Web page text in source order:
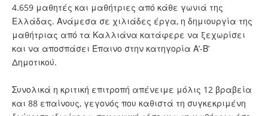
4.659 μαθητές και μαθήτριες από κάθε γωνιά της
Ελλάδας. Ανάμεσα σε χιλιάδες έργα, η δημιουργία της
μαθήτριας από τα Καλλιάνα κατάφερε να ξεχωρίσει
και να αποσπάσει Έπαινο στην κατηγορία Α’-Β’
Δημοτικού.
Συνολικά η κριτική επιτροπή απένειμε μόλις 12 βραβεία
και 88 επαίνους, γεγονός που καθιστά τη συγκεκριμένη